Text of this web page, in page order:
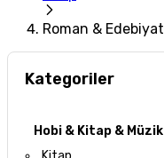
Roman & Edebiyat
Kategoriler
Hobi & Kitap & Müzik